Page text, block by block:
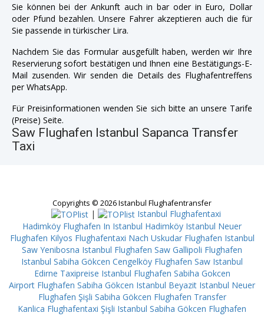
Sie können bei der Ankunft auch in bar oder in Euro, Dollar
oder Pfund bezahlen. Unsere Fahrer akzeptieren auch die für
Sie passende in türkischer Lira.
Nachdem Sie das Formular ausgefüllt haben, werden wir Ihre
Reservierung sofort bestätigen und Ihnen eine Bestätigungs-E-
Mail zusenden. Wir senden die Details des Flughafentreffens
per WhatsApp.
Für Preisinformationen wenden Sie sich bitte an unsere Tarife
(Preise) Seite.
Saw Flughafen Istanbul Sapanca Transfer
Taxi
Copyrights © 2026 Istanbul Flughafentransfer
|
Istanbul Flughafentaxi
Hadimköy Flughafen In Istanbul Hadimköy Istanbul Neuer
Flughafen Kilyos Flughafentaxi Nach Uskudar Flughafen Istanbul
Saw Yenibosna Istanbul Flughafen Saw Gallipoli Flughafen
Istanbul Sabiha Gökcen Cengelköy Flughafen Saw Istanbul
Edirne Taxipreise Istanbul Flughafen Sabiha Gokcen
Airport Flughafen Sabiha Gökcen Istanbul Beyazit Istanbul Neuer
Flughafen Şişli Sabiha Gökcen Flughafen Transfer
Kanlica Flughafentaxi Şişli Istanbul Sabiha Gökcen Flughafen